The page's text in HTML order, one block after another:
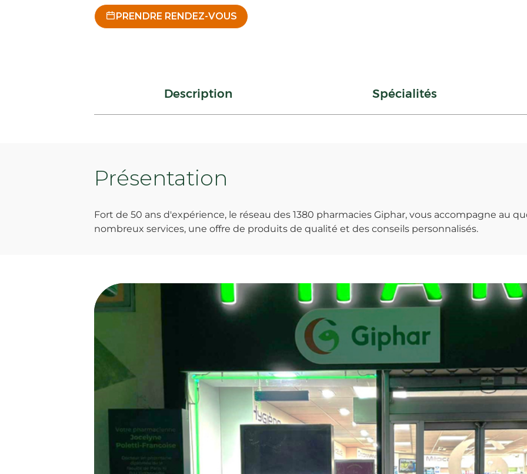
PRENDRE RENDEZ-VOUS
Description Spécialités
Présentation
Fort de 50 ans d'expérience, le réseau des 1380 pharmacies Giphar, vous accompagne au
nombreux services, une offre de produits de qualité et des conseils personnalisés.